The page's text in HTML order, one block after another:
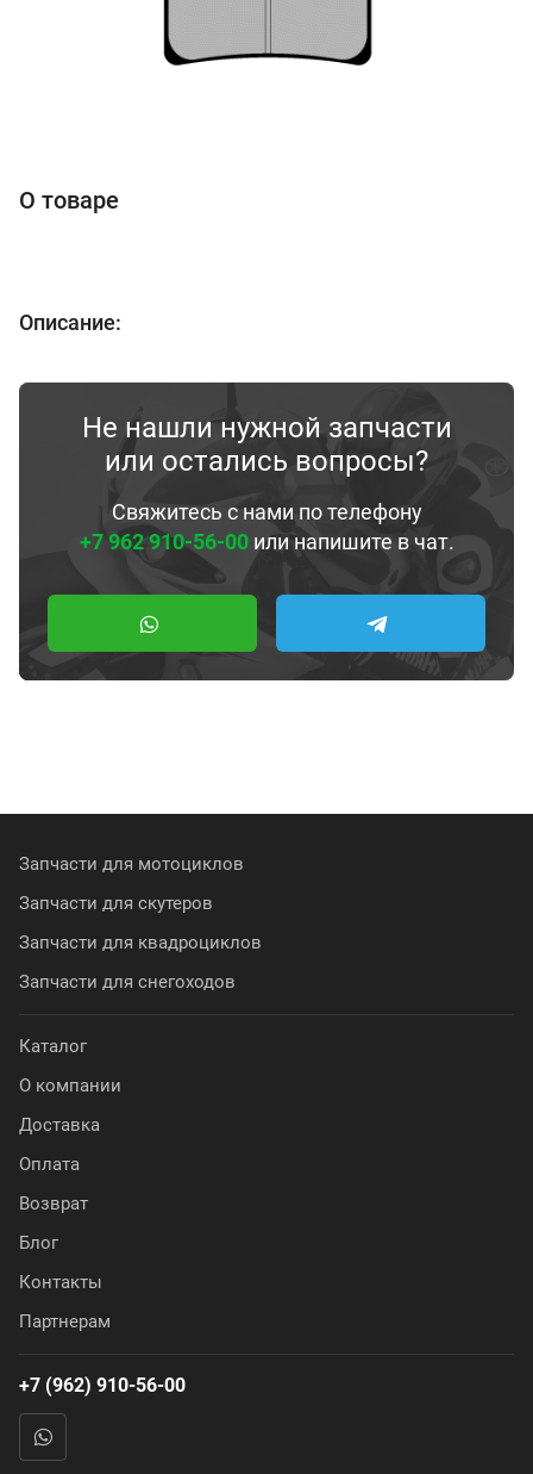
О товаре
Описание:
Не нашли нужной запчасти
или остались вопросы?
Свяжитесь с нами по телефону
+7 962 910-56-00или напишите в чат.
Запчасти для мотоциклов
Запчасти для скутеров
Запчасти для квадроциклов
Запчасти для снегоходов
Каталог
О компании
Доставка
Оплата
Возврат
Блог
Контакты
Партнерам
+7 (962) 910-56-00